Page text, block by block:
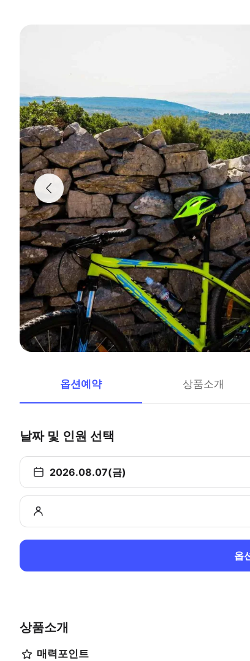
옵션예약 상품소개
날짜 및 인원 선택
2026.08.07(금)
옵
상품소개
매력포인트